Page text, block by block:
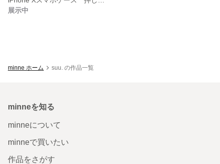
展示中
minne ホーム suu. の作品一覧
minneを知る
minneについて
minneで買いたい
作品をさがす